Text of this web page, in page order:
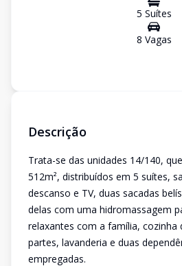
5 Suítes
8 Vagas
Descrição
Trata-se das unidades 14/140,
512m², distribuídos em 5 suítes,
descanso e TV, duas sacadas
delas com uma hidromassagem
relaxantes com a família, cozinha
partes, lavanderia e duas
empregadas.